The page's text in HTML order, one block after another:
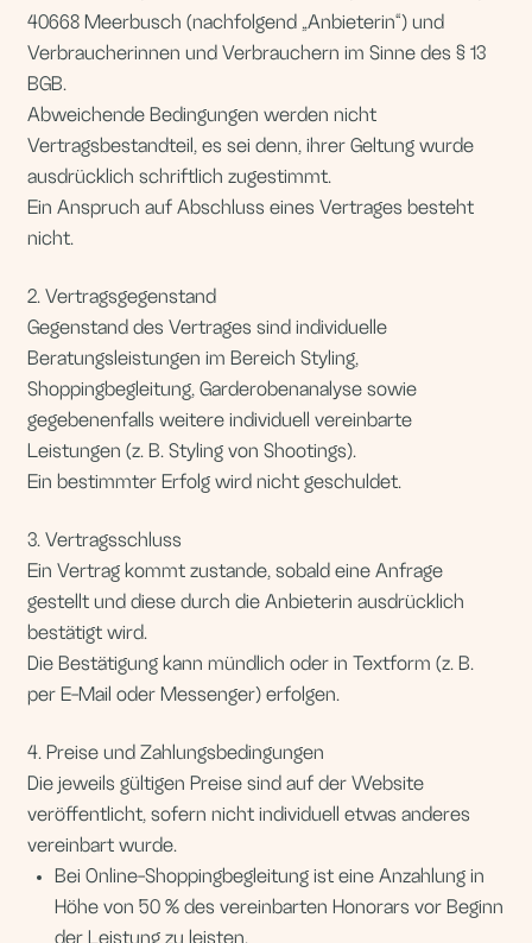
BGB.
Abweichende Bedingungen werden nicht
ausdrücklich schriftlich zugestimmt.
Ein Anspruch auf Abschluss eines Vertrages besteht
nicht.
2. Vertragsgegenstand
Gegenstand des Vertrages sind individuelle
gegebenenfalls weitere individuell vereinbarte
Leistungen (z. B. Styling von Shootings).
Ein bestimmter Erfolg wird nicht geschuldet.
3. Vertragsschluss
Ein Vertrag kommt zustande, sobald eine Anfrage
gestellt und diese durch die Anbieterin ausdrücklich
bestätigt wird.
per E-Mail oder Messenger) erfolgen.
4. Preise und Zahlungsbedingungen
Die jeweils gültigen Preise sind auf der Website
veröffentlicht, sofern nicht individuell etwas anderes
vereinbart wurde.
Bei Online-Shoppingbegleitung ist eine Anzahlung in
der Leistung zu leisten.
Bei Offline-Shopping oder Garderobenanalyse erfolgt
die Zahlung nach Durchführung der Leistung, sofern
nichts anderes vereinbart wurde.
Leistungen im Bereich Styling (z. B. Shootings)
werden individuell vereinbart.
Die jeweils gültigen Preise sind auf der Website